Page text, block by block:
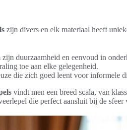
zijn divers en elk materiaal heeft
duurzaamheid en eenvoud in
toe aan elke gelegenheid.
die zich goed leent voor informele
vindt men een breed scala, van
die perfect aansluit bij de sfeer